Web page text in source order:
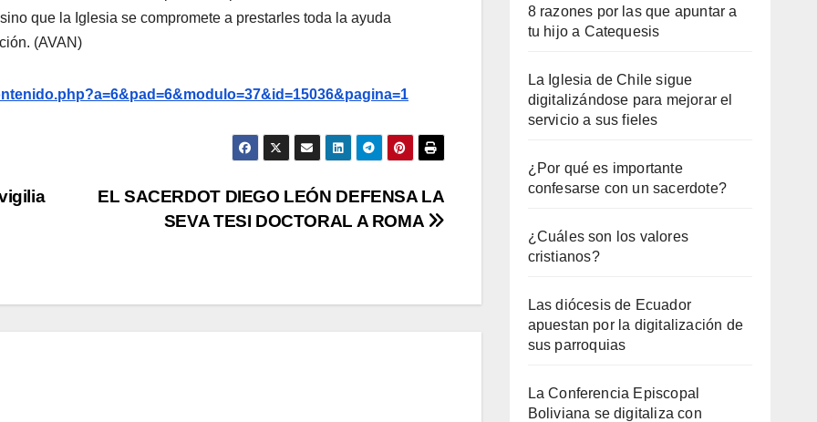
que la Iglesia se compromete a prestarles toda la ayuda
(AVAN)
EL SACERDOT DIEGO LEÓN DEFENSA LA
SEVA TESI DOCTORAL A ROMA
8 razones por las que apuntar a
tu hijo a Catequesis
La Iglesia de Chile sigue
digitalizándose para mejorar el
servicio a sus fieles
¿Por qué es importante
confesarse con un sacerdote?
¿Cuáles son los valores
cristianos?
Las diócesis de Ecuador
apuestan por la digitalización de
sus parroquias
La Conferencia Episcopal
Boliviana se digitaliza con